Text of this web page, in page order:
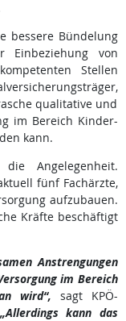
bessere Bündelung
von
Stellen
qualitative und
im Bereich Kinder-
kann.
Angelegenheit.
fünf Fachärzte,
aufzubauen.
Kräfte beschäftigt
Anstrengungen
im Bereich
wird“, sagt KPÖ-
„Allerdings kann das